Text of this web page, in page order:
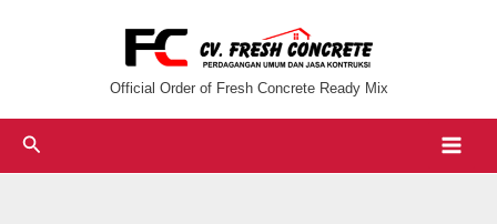
Official Order of Fresh Concrete Ready Mix
Cari